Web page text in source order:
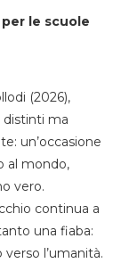
le scuole
(2026),
distinti ma
un’occasione
al mondo,
vero.
continua a
una fiaba:
l’umanità.